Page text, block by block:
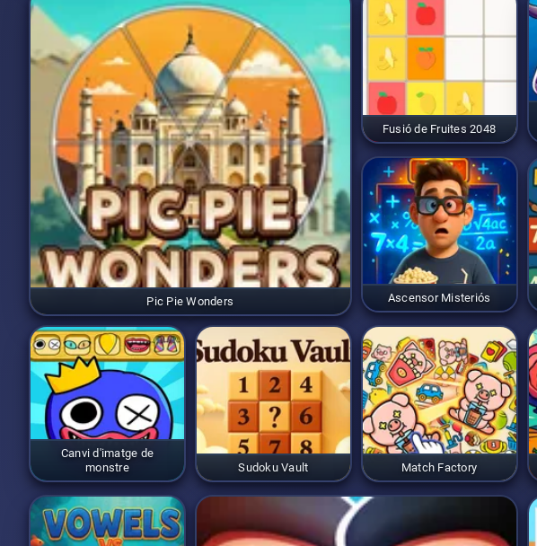
Pic Pie Wonders
Fusió de Fruites 2048
Ascensor Misteriós
Canvi d'imatge de
monstre
Sudoku Vault Match Factory